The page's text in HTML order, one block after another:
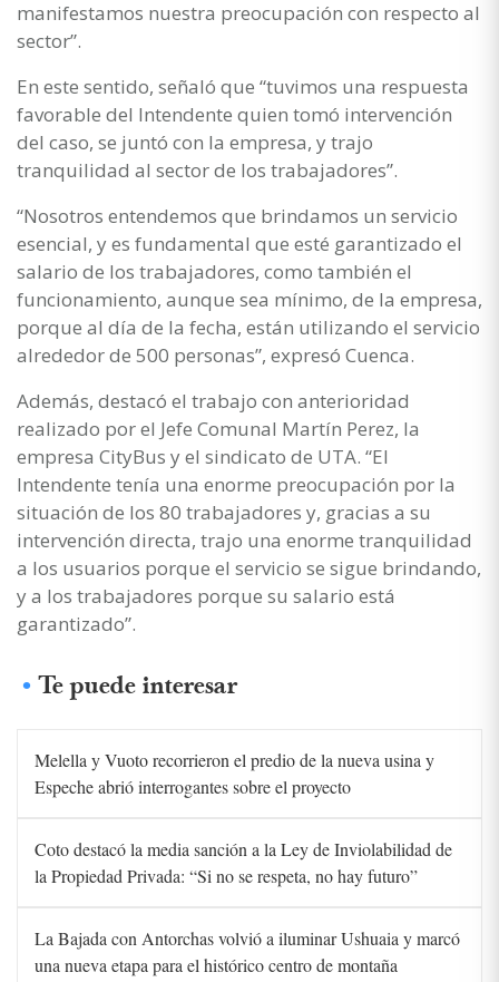
manifestamos nuestra preocupación con respecto al
sector”.
En este sentido, señaló que “tuvimos una respuesta
favorable del Intendente quien tomó intervención
del caso, se juntó con la empresa, y trajo
tranquilidad al sector de los trabajadores”.
“Nosotros entendemos que brindamos un servicio
esencial, y es fundamental que esté garantizado el
salario de los trabajadores, como también el
funcionamiento, aunque sea mínimo, de la empresa,
porque al día de la fecha, están utilizando el servicio
alrededor de 500 personas”, expresó Cuenca.
Además, destacó el trabajo con anterioridad
realizado por el Jefe Comunal Martín Perez, la
empresa CityBus y el sindicato de UTA. “El
Intendente tenía una enorme preocupación por la
situación de los 80 trabajadores y, gracias a su
intervención directa, trajo una enorme tranquilidad
a los usuarios porque el servicio se sigue brindando,
y a los trabajadores porque su salario está
garantizado”.
Te puede interesar
Melella y Vuoto recorrieron el predio de la nueva usina y
Espeche abrió interrogantes sobre el proyecto
Coto destacó la media sanción a la Ley de Inviolabilidad de
la Propiedad Privada: “Si no se respeta, no hay futuro”
La Bajada con Antorchas volvió a iluminar Ushuaia y marcó
una nueva etapa para el histórico centro de montaña